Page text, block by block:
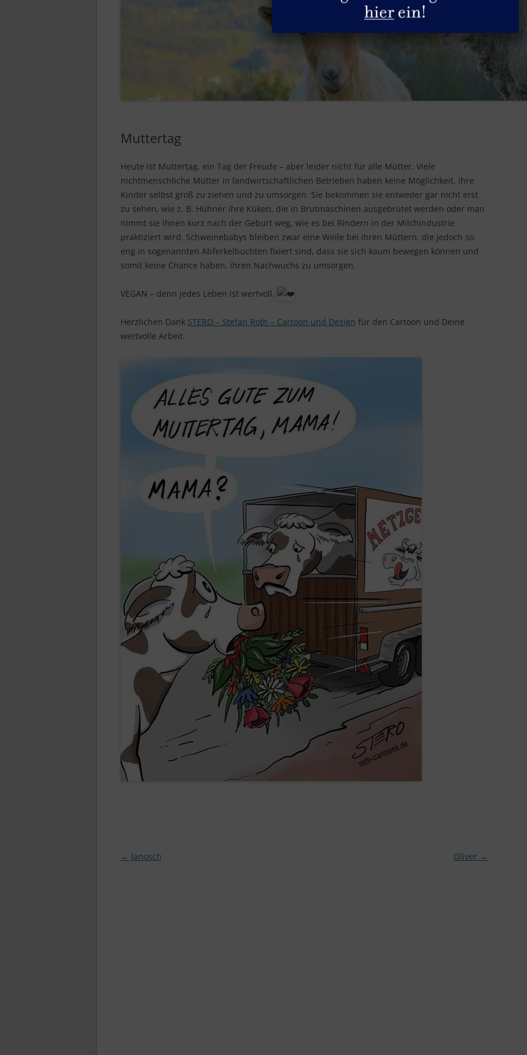
DIE KANINCHEN
DIE KATZEN
DIE RINDER
DIE SCHAFE
DIE ZIEGEN
IN LIEBEVOLLER ERINNERUNG
GESUNDHEITLICHE ASPEKTE
STELLENANGEBOTE
Muttertag
Heute ist Muttertag, ein Tag der Freude – aber leider nicht für alle Mütter. Viele
nichtmenschliche Mütter in landwirtschaftlichen Betrieben haben keine Möglichkeit, ihre
Kinder selbst groß zu ziehen und zu umsorgen. Sie bekommen sie entweder gar nicht erst
zu sehen, wie z. B. Hühner ihre Küken, die in Brutmaschinen ausgebrütet werden oder man
nimmt sie ihnen kurz nach der Geburt weg, wie es bei Rindern in der Milchindustrie
praktiziert wird. Schweinebabys bleiben zwar eine Weile bei ihren Müttern, die jedoch so
eng in sogenannten Abferkelbuchten fixiert sind, dass sie sich kaum bewegen können und
somit keine Chance haben, ihren Nachwuchs zu umsorgen.
VEGAN – denn jedes Leben ist wertvoll.
Herzlichen Dank STERO – Stefan Roth – Cartoon und Design für den Cartoon und Deine
wertvolle Arbeit.
Beitragsnavigation
← Janosch Oliver →